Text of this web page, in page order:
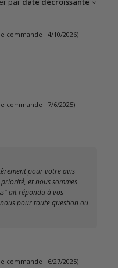
commande : 4/10/2026)
commande : 7/6/2025)
pour votre avis
et nous sommes
ait répondu à vos
pour toute question ou
commande : 6/27/2025)